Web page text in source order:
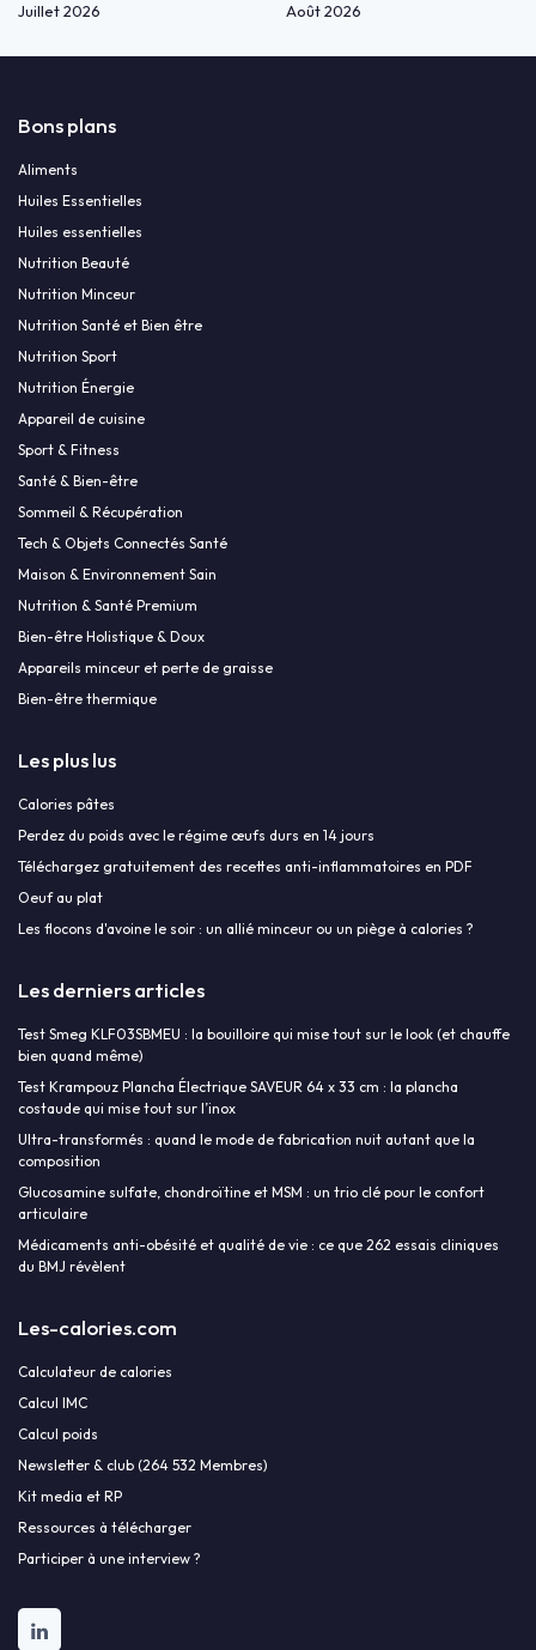
Juillet 2026
Août 2026
Bons plans
Aliments
Huiles Essentielles
Huiles essentielles
Nutrition Beauté
Nutrition Minceur
Nutrition Santé et Bien être
Nutrition Sport
Nutrition Énergie
Appareil de cuisine
Sport & Fitness
Santé & Bien-être
Sommeil & Récupération
Tech & Objets Connectés Santé
Maison & Environnement Sain
Nutrition & Santé Premium
Bien-être Holistique & Doux
Appareils minceur et perte de graisse
Bien-être thermique
Les plus lus
Calories pâtes
Perdez du poids avec le régime œufs durs en 14 jours
Téléchargez gratuitement des recettes anti-inflammatoires en PDF
Oeuf au plat
Les flocons d'avoine le soir : un allié minceur ou un piège à calories ?
Les derniers articles
Test Smeg KLF03SBMEU : la bouilloire qui mise tout sur le look (et chauffe
bien quand même)
Test Krampouz Plancha Électrique SAVEUR 64 x 33 cm : la plancha
costaude qui mise tout sur l’inox
Ultra-transformés : quand le mode de fabrication nuit autant que la
composition
Glucosamine sulfate, chondroïtine et MSM : un trio clé pour le confort
articulaire
Médicaments anti-obésité et qualité de vie : ce que 262 essais cliniques
du BMJ révèlent
Les-calories.com
Calculateur de calories
Calcul IMC
Calcul poids
Newsletter & club (264 532 Membres)
Kit media et RP
Ressources à télécharger
Participer à une interview ?